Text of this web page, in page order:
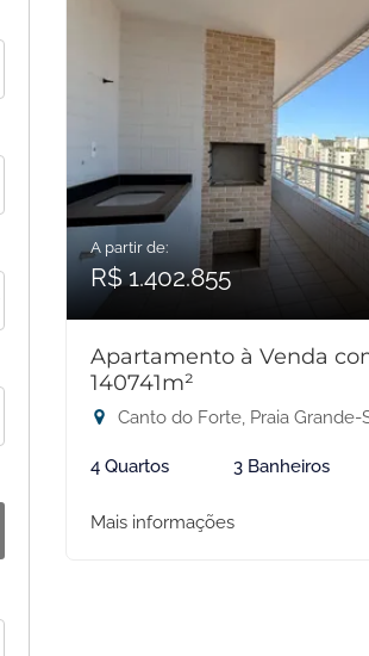
A partir de:
R$ 1.402.855
Apartamento à Venda
140741m²
Canto do Forte, Praia Grande-
4 Quartos 3 Banheiros
Mais informações